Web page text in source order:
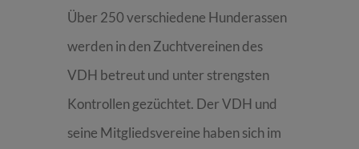
Über 250 verschiedene Hunderassen
werden in den Zuchtvereinen des
VDH betreut und unter strengsten
Kontrollen gezüchtet. Der VDH und
seine Mitgliedsvereine haben sich im